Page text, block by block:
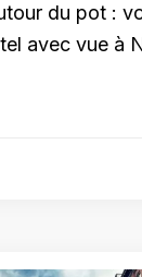
du pot :
avec vue à